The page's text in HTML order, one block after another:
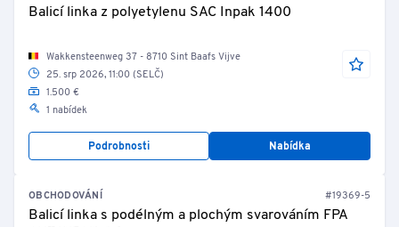
Balicí linka z polyetylenu SAC Inpak 1400
Wakkensteenweg 37 - 8710 Sint Baafs Vijve
25. srp 2026, 11:00 (SELČ)
1.500 €
1 nabídek
Podrobnosti Nabídka
OBCHODOVÁNÍ #19369-5
Balicí linka s podélným a plochým svarováním FPA